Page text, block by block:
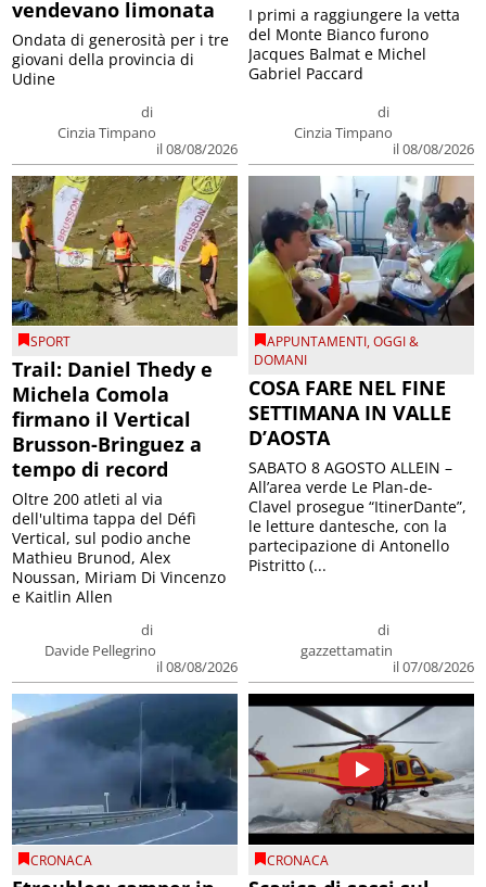
vendevano limonata
di
Cinzia Timpano
il 08/08/2026
Ondata di generosità per i tre
giovani della provincia di
Udine
di
Cinzia Timpano
il 08/08/2026
I primi a raggiungere la vetta
del Monte Bianco furono
Jacques Balmat e Michel
Gabriel Paccard
SPORT
Trail: Daniel Thedy e
Michela Comola
firmano il Vertical
Brusson-Bringuez a
tempo di record
di
Davide Pellegrino
il 08/08/2026
Oltre 200 atleti al via
dell'ultima tappa del Défì
Vertical, sul podio anche
Mathieu Brunod, Alex
Noussan, Miriam Di Vincenzo
e Kaitlin Allen
APPUNTAMENTI,OGGI &
DOMANI
COSA FARE NEL FINE
SETTIMANA IN VALLE
D’AOSTA
di
gazzettamatin
il 07/08/2026
SABATO 8 AGOSTO ALLEIN –
All’area verde Le Plan-de-
Clavel prosegue “ItinerDante”,
le letture dantesche, con la
partecipazione di Antonello
Pistritto (...
CRONACA CRONACA